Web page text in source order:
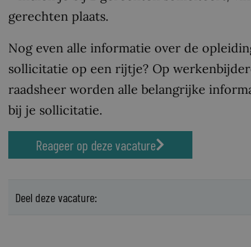
gerechten plaats.
Nog even alle informatie over de
sollicitatie op een rijtje? Op
raadsheer worden alle belangrijke
bij je sollicitatie.
Reageer op deze vacature
Deel deze vacature: